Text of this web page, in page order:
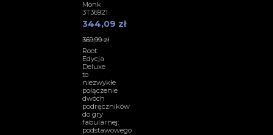
Monk
3T36921
344,09 zł
369,99 zł
Root:
Edycja
Deluxe
to
niezwykłe
połączenie
dwóch
podręczników
do gry
fabularnej:
podstawowego